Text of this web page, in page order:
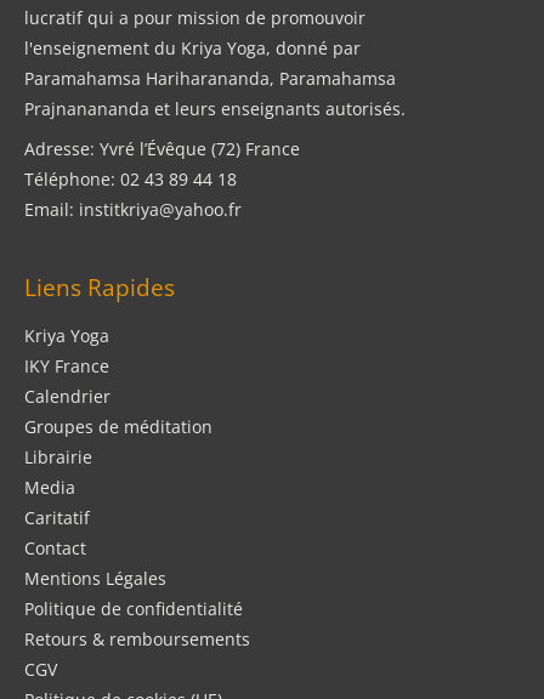
lucratif qui a pour mission de promouvoir
l'enseignement du Kriya Yoga, donné par
Paramahamsa Hariharananda, Paramahamsa
Prajnanananda et leurs enseignants autorisés.
Adresse: Yvré l’Évêque (72) France
Téléphone: 02 43 89 44 18
Email: institkriya@yahoo.fr
Liens Rapides
Kriya Yoga
IKY France
Calendrier
Groupes de méditation
Librairie
Media
Caritatif
Contact
Mentions Légales
Politique de confidentialité
Retours & remboursements
CGV